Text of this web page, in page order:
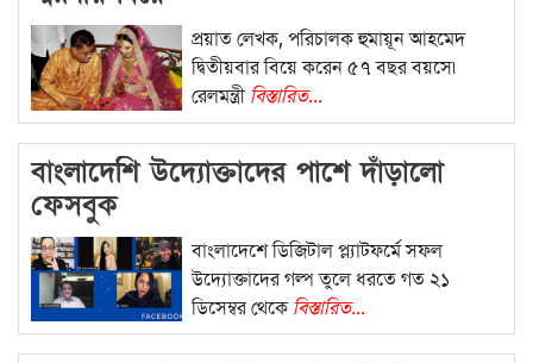
প্রয়াত লেখক, পরিচালক হুমায়ূন আহমেদ
দ্বিতীয়বার বিয়ে করেন ৫৭ বছর বয়সে৷
রেলমন্ত্রী বিস্তারিত...
বাংলাদেশি উদ্যোক্তাদের পাশে দাঁড়ালো
ফেসবুক
বাংলাদেশে ডিজিটাল প্ল্যাটফর্মে সফল
উদ্যোক্তাদের গল্প তুলে ধরতে গত ২১
ডিসেম্বর থেকে বিস্তারিত...